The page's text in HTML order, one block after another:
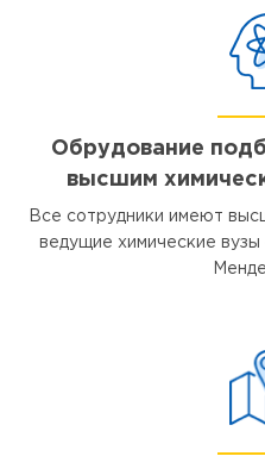
Обрудование
высшим
Все сотрудники имеют
ведущие химические